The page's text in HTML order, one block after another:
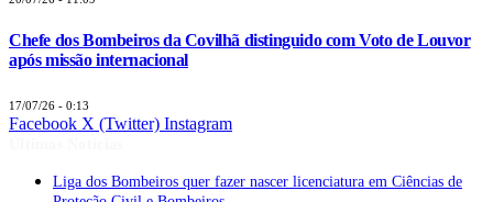
Chefe dos Bombeiros da Covilhã distinguido com Voto de Louvor
após missão internacional
17/07/26 - 0:13
Facebook X (Twitter) Instagram
Liga dos Bombeiros quer fazer nascer licenciatura em Ciências de